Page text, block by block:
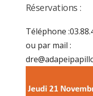
Réservations :
Téléphone
ou par mail :